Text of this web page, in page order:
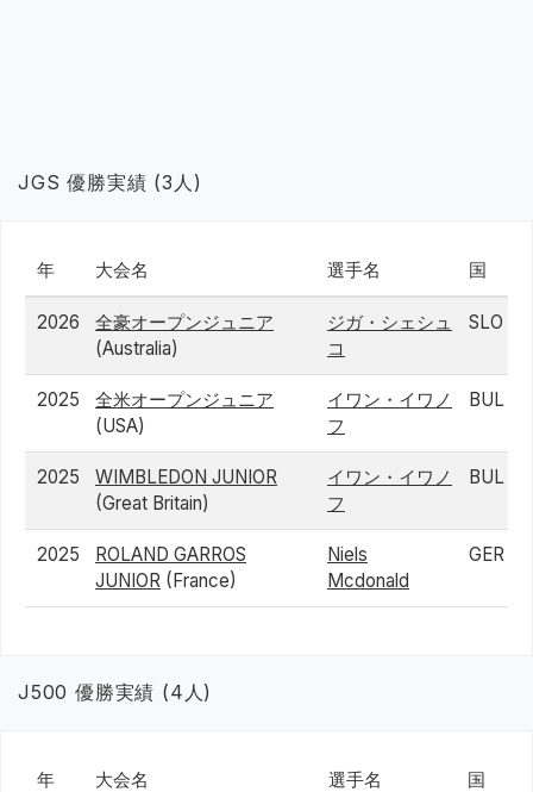
JGS 優勝実績 (3人)
年 大会名 選手名 国
2026
全豪オープンジュニア
(Australia)
ジガ・シェシュ
コ
SLO
2025
全米オープンジュニア
(USA)
イワン・イワノ
フ
BUL
2025
WIMBLEDON JUNIOR
(Great Britain)
イワン・イワノ
フ
BUL
2025
ROLAND GARROS
JUNIOR (France)
Niels
Mcdonald
GER
J500 優勝実績 (4人)
年 大会名 選手名 国